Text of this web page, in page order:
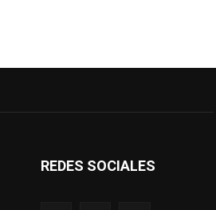
REDES SOCIALES